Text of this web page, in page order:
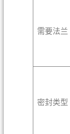
需要法兰
密封类型